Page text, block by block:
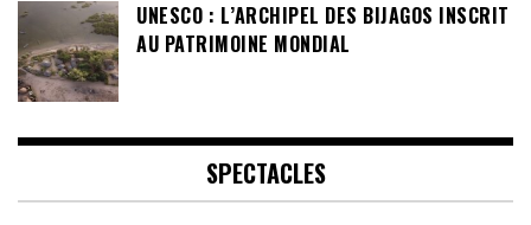
UNESCO : L’ARCHIPEL DES BIJAGOS INSCRIT
AU PATRIMOINE MONDIAL
SPECTACLES